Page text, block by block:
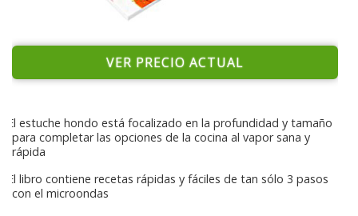
VER PRECIO ACTUAL
El estuche hondo está focalizado en la profundidad y tamaño
para completar las opciones de la cocina al vapor sana y
rápida
El libro contiene recetas rápidas y fáciles de tan sólo 3 pasos
con el microondas